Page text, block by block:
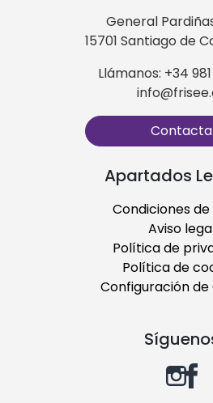
General
15701 Santiago de
Llámanos: +34
Contacta
Apartados
Condiciones
Aviso
Política de
Política de
Configuración de